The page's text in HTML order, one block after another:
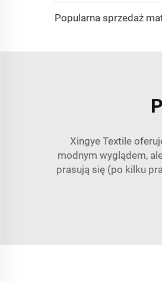
Xingye Textile
modnym wyglądem,
prasują się (po kilku